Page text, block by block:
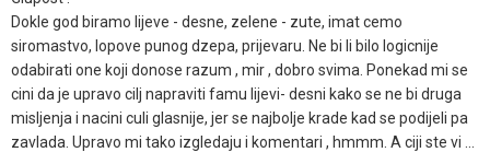
Dokle god biramo lijeve - desne, zelene - zute, imat cemo
siromastvo, lopove punog dzepa, prijevaru. Ne bi li bilo logicnije
odabirati one koji donose razum , mir , dobro svima. Ponekad mi se
cini da je upravo cilj napraviti famu lijevi- desni kako se ne bi druga
misljenja i nacini culi glasnije, jer se najbolje krade kad se podijeli pa
zavlada. Upravo mi tako izgledaju i komentari , hmmm. A ciji ste vi ...